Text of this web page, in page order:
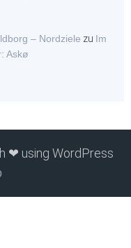
– Nordziele zu Im
Askø
❤ using WordPress